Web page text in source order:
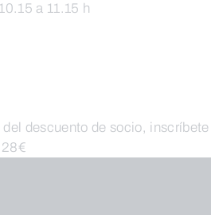
a 11.15 h
del descuento de socio,